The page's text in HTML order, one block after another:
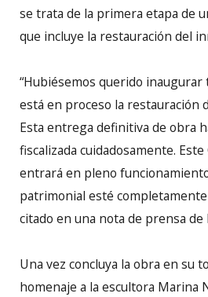
se trata de la primera etapa de
que incluye la restauración del
“Hubiésemos querido inaugurar
está en proceso la restauración
Esta entrega definitiva de obra
fiscalizada cuidadosamente.
entrará en pleno
patrimonial esté
citado en una nota de prensa de
Una vez concluya la obra en su
homenaje a la escultora Marina